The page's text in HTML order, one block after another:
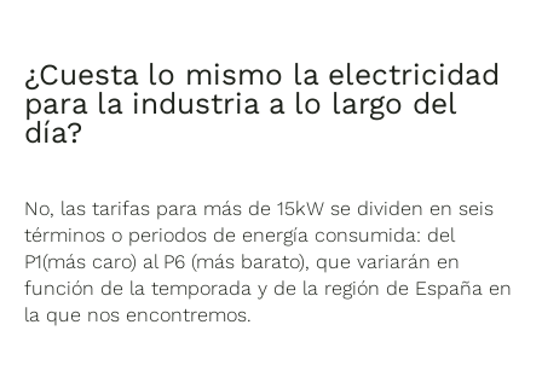
¿Cuesta lo mismo la electricidad
para la industria a lo largo del
día?
No, las tarifas para más de 15kW se dividen en seis
términos o periodos de energía consumida: del
P1(más caro) al P6 (más barato), que variarán en
función de la temporada y de la región de España en
la que nos encontremos.